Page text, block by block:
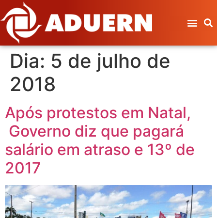
Dia: 5 de julho de
2018
Após protestos em Natal,
Governo diz que pagará
salário em atraso e 13º de
2017